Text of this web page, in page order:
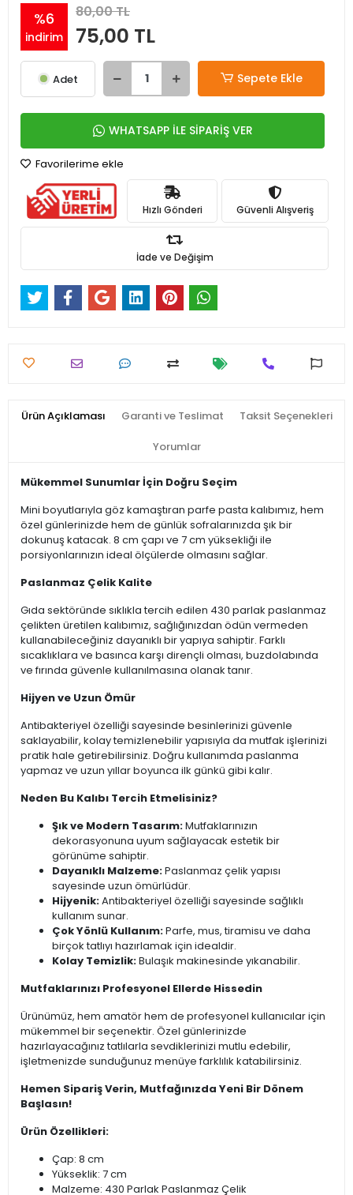
%6
indirim
80,00 TL
75,00 TL
Adet Sepete Ekle
WHATSAPP İLE SİPARİŞ VER
Favorilerime ekle
Hızlı Gönderi Güvenli Alışveriş
İade ve Değişim
Ürün Açıklaması Garanti ve Teslimat Taksit Seçenekleri
Yorumlar
Mükemmel Sunumlar İçin Doğru Seçim
Mini boyutlarıyla göz kamaştıran parfe pasta kalıbımız, hem
özel günlerinizde hem de günlük sofralarınızda şık bir
dokunuş katacak. 8 cm çapı ve 7 cm yüksekliği ile
porsiyonlarınızın ideal ölçülerde olmasını sağlar.
Paslanmaz Çelik Kalite
Gıda sektöründe sıklıkla tercih edilen 430 parlak paslanmaz
çelikten üretilen kalıbımız, sağlığınızdan ödün vermeden
kullanabileceğiniz dayanıklı bir yapıya sahiptir. Farklı
sıcaklıklara ve basınca karşı dirençli olması, buzdolabında
ve fırında güvenle kullanılmasına olanak tanır.
Hijyen ve Uzun Ömür
Antibakteriyel özelliği sayesinde besinlerinizi güvenle
saklayabilir, kolay temizlenebilir yapısıyla da mutfak işlerinizi
pratik hale getirebilirsiniz. Doğru kullanımda paslanma
yapmaz ve uzun yıllar boyunca ilk günkü gibi kalır.
Neden Bu Kalıbı Tercih Etmelisiniz?
Şık ve Modern Tasarım:Mutfaklarınızın
dekorasyonuna uyum sağlayacak estetik bir
görünüme sahiptir.
Dayanıklı Malzeme:Paslanmaz çelik yapısı
sayesinde uzun ömürlüdür.
Hijyenik:Antibakteriyel özelliği sayesinde sağlıklı
kullanım sunar.
Çok Yönlü Kullanım:Parfe, mus, tiramisu ve daha
birçok tatlıyı hazırlamak için idealdir.
Kolay Temizlik:Bulaşık makinesinde yıkanabilir.
Mutfaklarınızı Profesyonel Ellerde Hissedin
Ürünümüz, hem amatör hem de profesyonel kullanıcılar için
mükemmel bir seçenektir. Özel günlerinizde
hazırlayacağınız tatlılarla sevdiklerinizi mutlu edebilir,
işletmenizde sunduğunuz menüye farklılık katabilirsiniz.
Hemen Sipariş Verin, Mutfağınızda Yeni Bir Dönem
Başlasın!
Ürün Özellikleri:
Çap: 8 cm
Yükseklik: 7 cm
Malzeme: 430 Parlak Paslanmaz Çelik